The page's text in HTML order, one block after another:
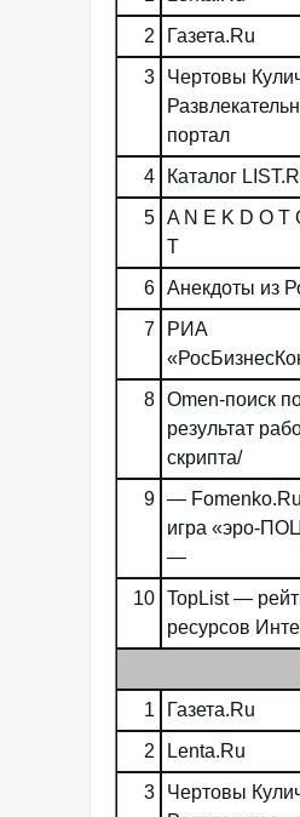
2
Газета.Ru
3
Чертовы
портал
4 Каталог
5 A N E K D O T
T
6 Анекдоты из
7
РИА
8 Omen-поиск
результат
скрипта/
9 —
игра «эро-
—
10 TopList —
ресурсов
1
Газета.Ru
2
Lenta.Ru
3
Чертовы